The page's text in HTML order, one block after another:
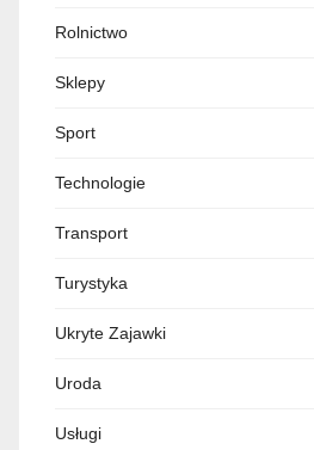
Rolnictwo
Sklepy
Sport
Technologie
Transport
Turystyka
Ukryte Zajawki
Uroda
Usługi